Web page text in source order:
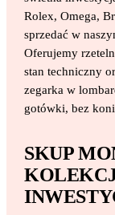
Rolex, Omega,
sprzedać w
Oferujemy
stan techniczny
zegarka w
gotówki, bez
SKUP